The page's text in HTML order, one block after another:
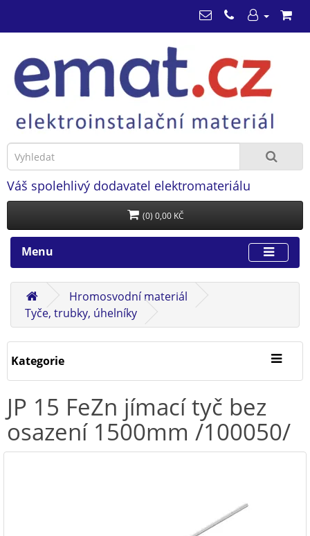
Váš spolehlivý dodavatel elektromateriálu
(0) 0,00 KČ
Menu
Hromosvodní materiál
Tyče, trubky, úhelníky
Kategorie
JP 15 FeZn jímací tyč bez
osazení 1500mm /100050/